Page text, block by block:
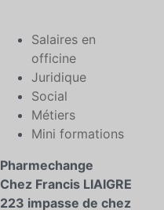
Salaires en
officine
Juridique
Social
Métiers
Mini formations
Pharmechange
Chez Francis LIAIGRE
223 impasse de chez